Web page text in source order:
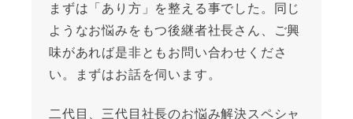
まずは「あり方」を整える事でした。同じ
ようなお悩みをもつ後継者社長さん、ご興
味があれば是非ともお問い合わせくださ
い。まずはお話を伺います。
二代目、三代目社長のお悩み解決スペシャ